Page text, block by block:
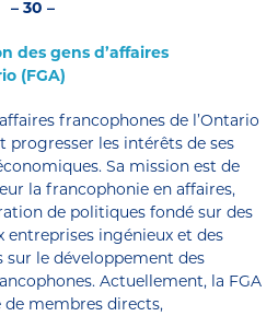
– 30 –
des gens d’affaires
(FGA)
francophones de l’Ontario
progresser les intérêts de ses
Sa mission est de
la francophonie en affaires,
de politiques fondé sur des
entreprises ingénieux et des
sur le développement des
Actuellement, la FGA
membres directs,